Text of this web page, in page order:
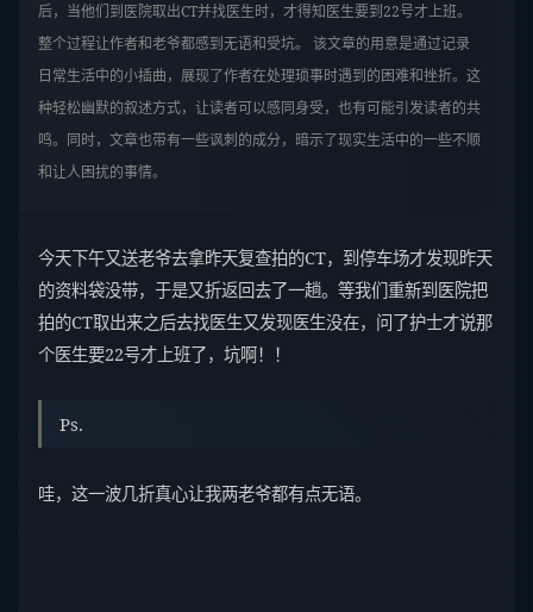
后，当他们到医院取出CT并找医生时，才得知医生要到22号才上班。
整个过程让作者和老爷都感到无语和受坑。 该文章的用意是通过记录
日常生活中的小插曲，展现了作者在处理琐事时遇到的困难和挫折。这
种轻松幽默的叙述方式，让读者可以感同身受，也有可能引发读者的共
鸣。同时，文章也带有一些讽刺的成分，暗示了现实生活中的一些不顺
和让人困扰的事情。
今天下午又送老爷去拿昨天复查拍的CT，到停车场才发现昨天
的资料袋没带，于是又折返回去了一趟。等我们重新到医院把
拍的CT取出来之后去找医生又发现医生没在，问了护士才说那
个医生要22号才上班了，坑啊！！
Ps.
哇，这一波几折真心让我两老爷都有点无语。